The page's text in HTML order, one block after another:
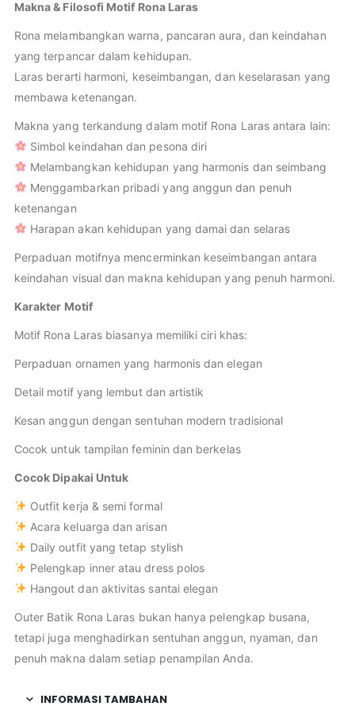
Makna & Filosofi Motif Rona Laras
Rona melambangkan warna, pancaran aura, dan keindahan
yang terpancar dalam kehidupan.
Laras berarti harmoni, keseimbangan, dan keselarasan yang
membawa ketenangan.
Makna yang terkandung dalam motif Rona Laras antara lain:
Simbol keindahan dan pesona diri
Melambangkan kehidupan yang harmonis dan seimbang
Menggambarkan pribadi yang anggun dan penuh
ketenangan
Harapan akan kehidupan yang damai dan selaras
Perpaduan motifnya mencerminkan keseimbangan antara
keindahan visual dan makna kehidupan yang penuh harmoni.
Karakter Motif
Motif Rona Laras biasanya memiliki ciri khas:
Perpaduan ornamen yang harmonis dan elegan
Detail motif yang lembut dan artistik
Kesan anggun dengan sentuhan modern tradisional
Cocok untuk tampilan feminin dan berkelas
Cocok Dipakai Untuk
Outfit kerja & semi formal
Acara keluarga dan arisan
Daily outfit yang tetap stylish
Pelengkap inner atau dress polos
Hangout dan aktivitas santai elegan
Outer Batik Rona Laras bukan hanya pelengkap busana,
tetapi juga menghadirkan sentuhan anggun, nyaman, dan
penuh makna dalam setiap penampilan Anda.
INFORMASI TAMBAHAN